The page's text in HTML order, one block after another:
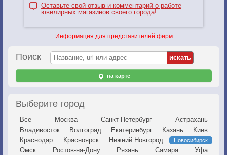
Оставьте свой отзыв и комментарий о работе
ювелирных магазинов своего города!
Информация для представителей фирм
Поиск
на карте
Выберите город
Все Москва Санкт-Петербург
Астрахань
Владивосток
Волгоград Екатеринбург Казань
Киев
Краснодар
Красноярск Нижний Новгород Новосибирск
Омск Ростов-на-Дону Рязань Самара
Уфа